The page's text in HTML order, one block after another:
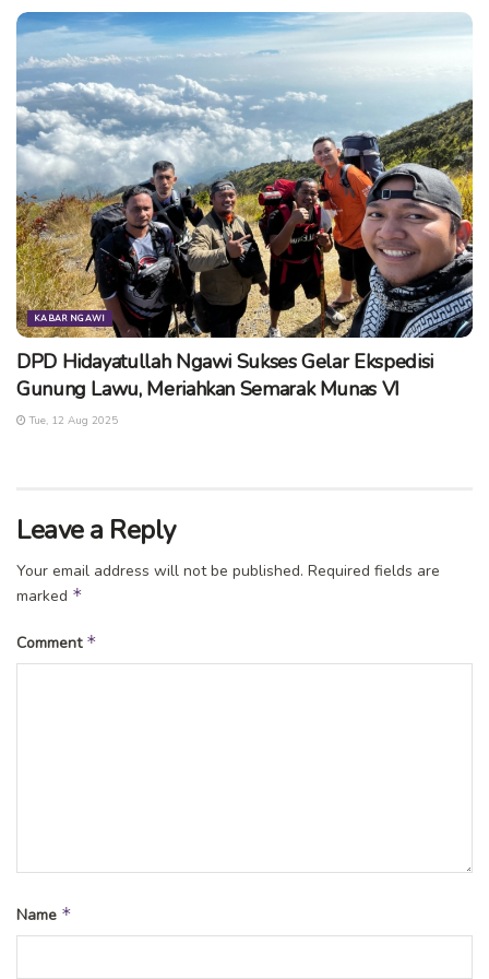
KABAR NGAWI
DPD Hidayatullah Ngawi Sukses Gelar Ekspedisi
Gunung Lawu, Meriahkan Semarak Munas VI
Tue, 12 Aug 2025
Leave a Reply
Your email address will not be published. Required fields are
marked *
Comment *
Name *